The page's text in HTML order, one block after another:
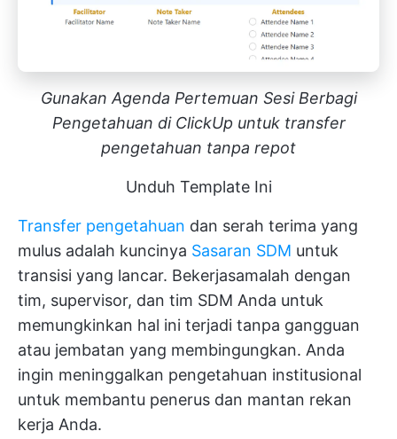
Gunakan Agenda Pertemuan Sesi Berbagi
Pengetahuan di ClickUp untuk transfer
pengetahuan tanpa repot
Unduh Template Ini
Transfer pengetahuan dan serah terima yang
mulus adalah kuncinya Sasaran SDM untuk
transisi yang lancar. Bekerjasamalah dengan
tim, supervisor, dan tim SDM Anda untuk
memungkinkan hal ini terjadi tanpa gangguan
atau jembatan yang membingungkan. Anda
ingin meninggalkan pengetahuan institusional
untuk membantu penerus dan mantan rekan
kerja Anda.